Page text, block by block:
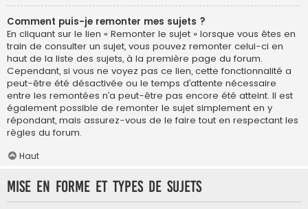
Comment puis-je remonter mes sujets ?
En cliquant sur le lien « Remonter le sujet » lorsque vous êtes en
train de consulter un sujet, vous pouvez remonter celui-ci en
haut de la liste des sujets, à la première page du forum.
Cependant, si vous ne voyez pas ce lien, cette fonctionnalité a
peut-être été désactivée ou le temps d’attente nécessaire
entre les remontées n’a peut-être pas encore été atteint. Il est
également possible de remonter le sujet simplement en y
répondant, mais assurez-vous de le faire tout en respectant les
règles du forum.
Haut
Mise en forme et types de sujets